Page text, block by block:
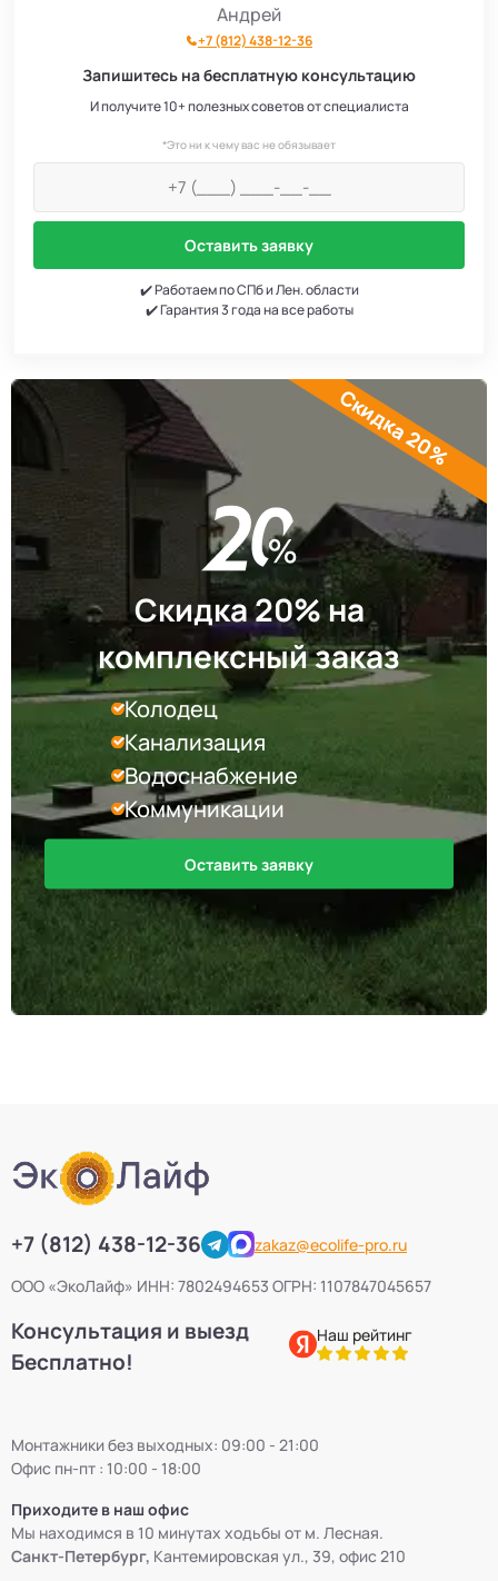
Андрей
+7 (812) 438-12-36
Запишитесь на бесплатную консультацию
И получите 10+ полезных советов от специалиста
*Это ни к чему вас не обязывает
Оставить заявку
✔️ Работаем по СПб и Лен. области
✔️ Гарантия 3 года на все работы
Скидка 20% на
комплексный заказ
Колодец
Канализация
Водоснабжение
Коммуникации
Оставить заявку
Скидка 20%
+7 (812) 438-12-36
zakaz@ecolife-pro.ru
ООО «ЭкоЛайф» ИНН: 7802494653 ОГРН: 1107847045657
Консультация и выезд
Бесплатно!
Наш рейтинг
Монтажники без выходных: 09:00 - 21:00
Офис пн-пт : 10:00 - 18:00
Приходите в наш офис
Мы находимся в 10 минутах ходьбы от м. Лесная.
Санкт-Петербург, Кантемировская ул., 39, офис 210